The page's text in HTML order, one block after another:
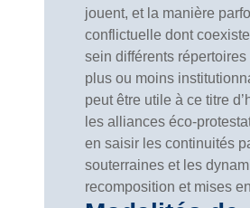
jouent, et la manière
conflictuelle dont
sein différents répertoires
plus ou moins
peut être utile à ce titre
les alliances éco-
en saisir les continuités
souterraines et les
recomposition et mises